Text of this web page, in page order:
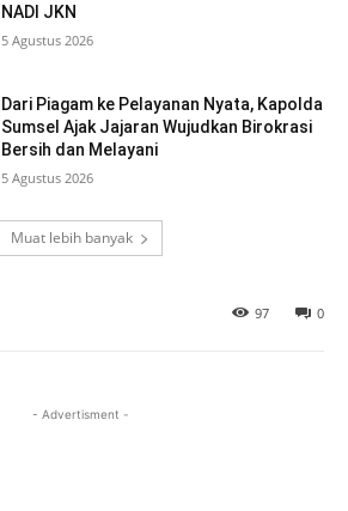
NADI JKN
5 Agustus 2026
Dari Piagam ke Pelayanan Nyata, Kapolda
Sumsel Ajak Jajaran Wujudkan Birokrasi
Bersih dan Melayani
5 Agustus 2026
Muat lebih banyak
0
97
- Advertisment -